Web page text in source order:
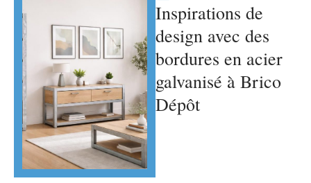
Inspirations de
design avec des
bordures en acier
galvanisé à Brico
Dépôt